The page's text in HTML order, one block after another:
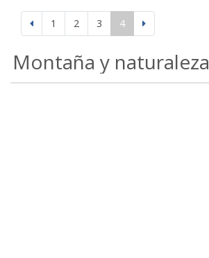
1 2 3 4
Montaña y naturaleza